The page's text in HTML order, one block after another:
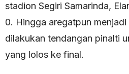
stadion Segiri Samarinda,
0. Hingga aregatpun
dilakukan tendangan pinalti
yang lolos ke final.